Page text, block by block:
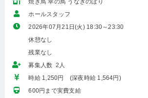
焼き鳥 幸の鳥 うなぎのぼり
ホールスタッフ
2026年07月21日(火) 18:30～23:30
休憩なし
残業なし
募集人数 2人
時給 1,250円 (深夜時給 1,564円)
600円まで実費支給